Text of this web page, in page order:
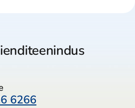
6266